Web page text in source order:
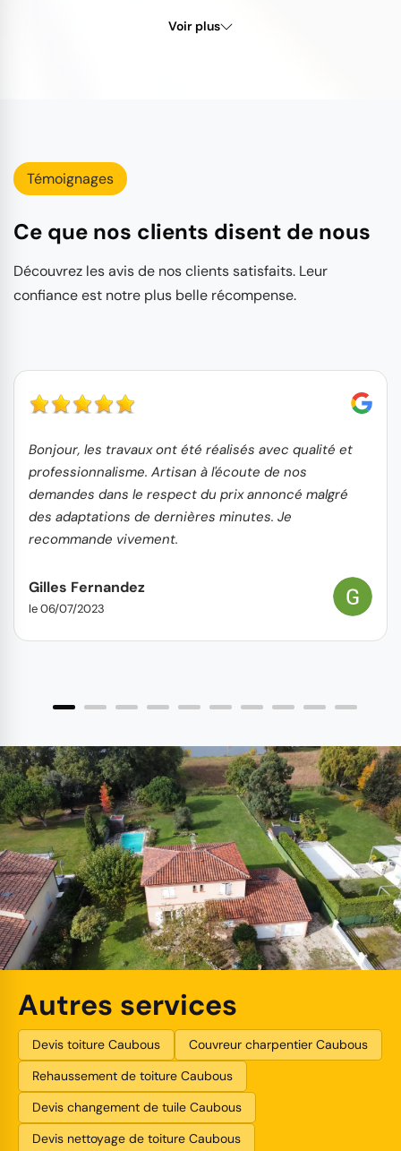
Voir plus
Témoignages
Ce que nos clients disent de nous
Découvrez les avis de nos clients satisfaits. Leur
confiance est notre plus belle récompense.
Bonjour, les travaux ont été réalisés avec qualité et
professionnalisme. Artisan à l'écoute de nos
demandes dans le respect du prix annoncé malgré
des adaptations de dernières minutes. Je
recommande vivement.
Gilles Fernandez
le 06/07/2023
Autres services
Devis toiture Caubous
Couvreur charpentier Caubous
Rehaussement de toiture Caubous
Devis changement de tuile Caubous
Devis nettoyage de toiture Caubous